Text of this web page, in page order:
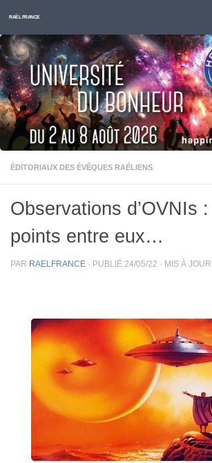
Skip to content
RAËL FRANCE
ÉDITORIAUX DES ÉVÊQUES RAÉLIENS
Observations d’OVNIs
points entre eux…
PAR RAELFRANCE · PUBLIÉ 24/05/22 · MIS À JOUR